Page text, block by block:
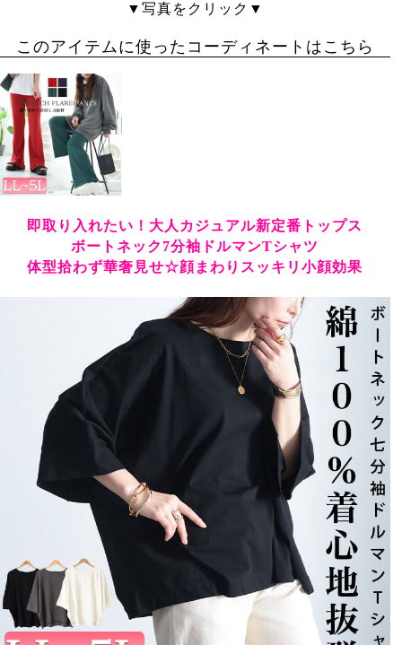
▼写真をクリック▼
このアイテムに使ったコーディネートはこちら
即取り入れたい！大人カジュアル新定番トップス
ボートネック7分袖ドルマンTシャツ
体型拾わず華奢見せ☆顔まわりスッキリ小顔効果